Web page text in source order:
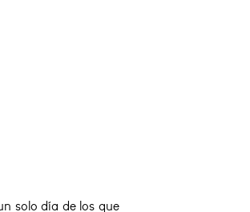
solo día de los que